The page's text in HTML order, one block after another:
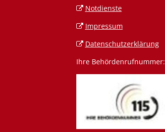
Notdienste
Impressum
Datenschutzerklärung
Ihre Behördenrufnummer: